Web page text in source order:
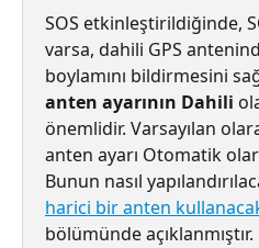
SOS etkinleştirildiğinde,
varsa, dahili GPS
boylamını bildirmesini
anten ayarının Dahili
önemlidir. Varsayılan
anten ayarı Otomatik
Bunun nasıl
harici bir anten
bölümünde açıklanmıştır.